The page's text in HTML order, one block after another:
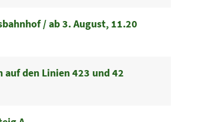
/ ab 3. August, 11.20
auf den Linien 423 und 42